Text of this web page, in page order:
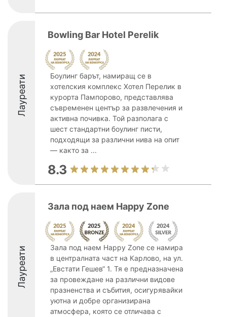
Лауреати
Bowling Bar Hotel Perelik
Боулинг барът, намиращ се в
хотелския комплекс Хотел Перелик в
курорта Пампорово, представлява
съвременен център за развлечения и
активна почивка. Той разполага с
шест стандартни боулинг писти,
подходящи за различни нива на опит
— както за ...
8.3
Лауреати
Зала под наем Happy Zone
Зала под наем Happy Zone се намира
в централната част на Карлово, на ул.
„Евстати Гешев“ 1. Тя е предназначена
за провеждане на различни видове
празненства и събития, осигурявайки
уютна и добре организирана
атмосфера, която се отличава с